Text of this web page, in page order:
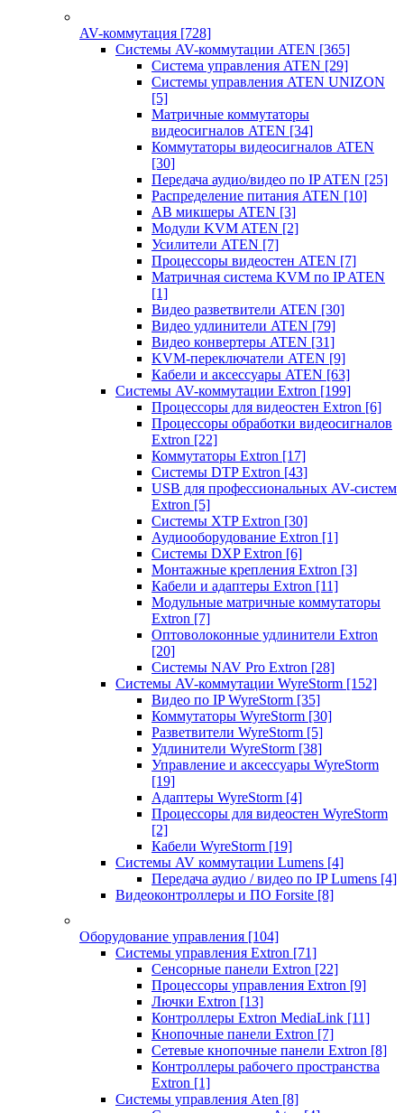
AV-коммутация [728]
Системы AV-коммутации ATEN [365]
Система управления ATEN [29]
Системы управления ATEN UNIZON
[5]
Матричные коммутаторы
видеосигналов ATEN [34]
Коммутаторы видеосигналов ATEN
[30]
Передача аудио/видео по IP ATEN [25]
Распределение питания ATEN [10]
АВ микшеры ATEN [3]
Модули KVM ATEN [2]
Усилители ATEN [7]
Процессоры видеостен ATEN [7]
Матричная система KVM по IP ATEN
[1]
Видео разветвители ATEN [30]
Видео удлинители ATEN [79]
Видео конвертеры ATEN [31]
KVM-переключатели ATEN [9]
Кабели и аксессуары ATEN [63]
Системы AV-коммутации Extron [199]
Процессоры для видеостен Extron [6]
Процессоры обработки видеосигналов
Extron [22]
Коммутаторы Extron [17]
Системы DTP Extron [43]
USB для профессиональных AV-систем
Extron [5]
Системы XTP Extron [30]
Аудиооборудование Extron [1]
Системы DXP Extron [6]
Монтажные крепления Extron [3]
Кабели и адаптеры Extron [11]
Модульные матричные коммутаторы
Extron [7]
Оптоволоконные удлинители Extron
[20]
Системы NAV Pro Extron [28]
Системы AV-коммутации WyreStorm [152]
Видео по IP WyreStorm [35]
Коммутаторы WyreStorm [30]
Разветвители WyreStorm [5]
Удлинители WyreStorm [38]
Управление и аксессуары WyreStorm
[19]
Адаптеры WyreStorm [4]
Процессоры для видеостен WyreStorm
[2]
Кабели WyreStorm [19]
Системы AV коммутации Lumens [4]
Передача аудио / видео по IP Lumens [4]
Видеоконтроллеры и ПО Forsite [8]
Оборудование управления [104]
Системы управления Extron [71]
Сенсорные панели Extron [22]
Процессоры управления Extron [9]
Лючки Extron [13]
Контроллеры Extron MediaLink [11]
Кнопочные панели Extron [7]
Сетевые кнопочные панели Extron [8]
Контроллеры рабочего пространства
Extron [1]
Системы управления Aten [8]